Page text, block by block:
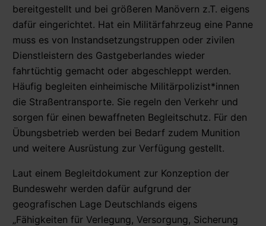
bereitgestellt und bei größeren Manövern z.T. eigens
dafür eingerichtet. Hat ein Militärfahrzeug eine Panne
muss es von Instandsetzungstruppen oder zivilen
Dienstleistern des Gastgeberlandes wieder
fahrtüchtig gemacht oder abgeschleppt werden.
Häufig begleiten einheimische Militärpolizist*innen
die Straßentransporte. Sie regeln den Verkehr und
sorgen für einen bewaffneten Begleitschutz. Für den
Übungsbetrieb werden bei Bedarf zudem Munition
und weitere Ausrüstung zur Verfügung gestellt.
Laut einem Begleitdokument zur Konzeption der
Bundeswehr werden dafür aufgrund der
geografischen Lage Deutschlands eigens
„Fähigkeiten für Verlegung, Versorgung, Sicherung